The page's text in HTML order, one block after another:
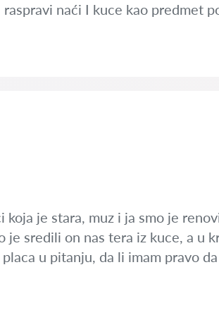
naći I kuce kao predmet
koja je stara, muz i ja smo je
je sredili on nas tera iz kuce, a u
u pitanju, da li imam pravo